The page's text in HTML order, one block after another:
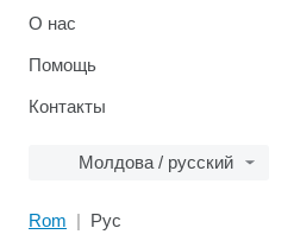
О нас
Помощь
Контакты
Молдова / русский
Rom Рус